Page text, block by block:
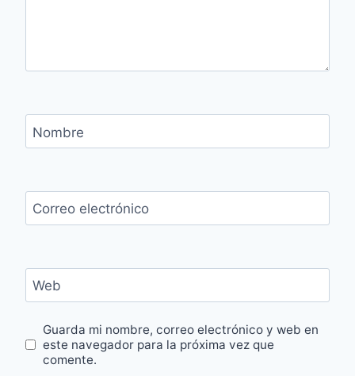
Nombre
Correo electrónico
Web
Guarda mi nombre, correo electrónico y web en
este navegador para la próxima vez que
comente.